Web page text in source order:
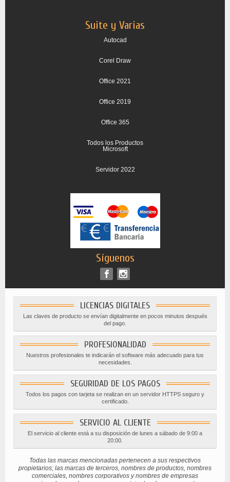
Suite y Varias
Autocad
Corel Draw
Office 2021
Office 2019
Office 365
Todos los Productos
Microsoft
Servidor 2022
Síguenos
LICENCIAS DIGITALES
Las claves de producto se envían digitalmente en pocos minutos después
del pago.
PROFESIONALIDAD
Nuestros profesionales te indicarán el software más adecuado para tus
necesidades.
SEGURIDAD DE LOS PAGOS
Todos los pagos con tarjeta se realizan en un servidor HTTPS seguro y
certificado.
SERVICIO AL CLIENTE
El servicio al cliente está a su disposición de lunes a sábado de 9:00 a
20:00.
Todas las marcas mencionadas pertenecen a sus respectivos
propietarios; las marcas de terceros, nombres de productos, nombres
comerciales, nombres corporativos y nombres de empresas